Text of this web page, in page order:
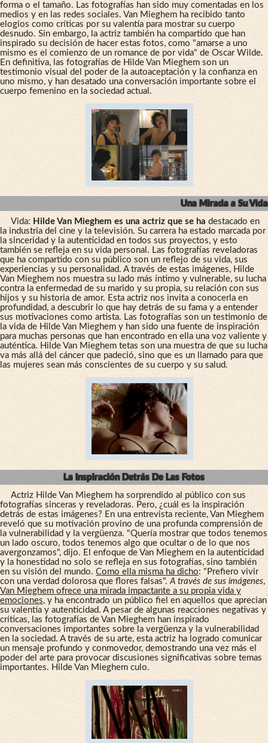
forma o el tamaño. Las fotografías han sido muy comentadas en los
medios y en las redes sociales. Van Mieghem ha recibido tanto
elogios como críticas por su valentía para mostrar su cuerpo
desnudo. Sin embargo, la actriz también ha compartido que han
inspirado su decisión de hacer estas fotos, como "amarse a uno
mismo es el comienzo de un romance de por vida" de Oscar Wilde.
En definitiva, las fotografías de Hilde Van Mieghem son un
testimonio visual del poder de la autoaceptación y la confianza en
uno mismo, y han desatado una conversación importante sobre el
cuerpo femenino en la sociedad actual.
Una Mirada a Su Vida
Vida: Hilde Van Mieghem es una actriz que se ha destacado en
la industria del cine y la televisión. Su carrera ha estado marcada por
la sinceridad y la autenticidad en todos sus proyectos, y esto
también se refleja en su vida personal. Las fotografías reveladoras
que ha compartido con su público son un reflejo de su vida, sus
experiencias y su personalidad. A través de estas imágenes, Hilde
Van Mieghem nos muestra su lado más íntimo y vulnerable, su lucha
contra la enfermedad de su marido y su propia, su relación con sus
hijos y su historia de amor. Esta actriz nos invita a conocerla en
profundidad, a descubrir lo que hay detrás de su fama y a entender
sus motivaciones como artista. Las fotografías son un testimonio de
la vida de Hilde Van Mieghem y han sido una fuente de inspiración
para muchas personas que han encontrado en ella una voz valiente y
auténtica. Hilde Van Mieghem tetas son una muestra de que su lucha
va más allá del cáncer que padeció, sino que es un llamado para que
las mujeres sean más conscientes de su cuerpo y su salud.
La Inspiración Detrás De Las Fotos
Actriz Hilde Van Mieghem ha sorprendido al público con sus
fotografías sinceras y reveladoras. Pero, ¿cuál es la inspiración
detrás de estas imágenes? En una entrevista reciente, Van Mieghem
reveló que su motivación provino de una profunda comprensión de
la vulnerabilidad y la vergüenza. "Quería mostrar que todos tenemos
un lado oscuro, todos tenemos algo que ocultar o de lo que nos
avergonzamos", dijo. El enfoque de Van Mieghem en la autenticidad
y la honestidad no solo se refleja en sus fotografías, sino también
en su visión del mundo. Como ella misma ha dicho: "Prefiero vivir
con una verdad dolorosa que flores falsas". A través de sus imágenes,
Van Mieghem ofrece una mirada impactante a su propia vida y
emociones, y ha encontrado un público fiel en aquellos que aprecian
su valentía y autenticidad. A pesar de algunas reacciones negativas y
críticas, las fotografías de Van Mieghem han inspirado
conversaciones importantes sobre la vergüenza y la vulnerabilidad
en la sociedad. A través de su arte, esta actriz ha logrado comunicar
un mensaje profundo y conmovedor, demostrando una vez más el
poder del arte para provocar discusiones significativas sobre temas
importantes. Hilde Van Mieghem culo.